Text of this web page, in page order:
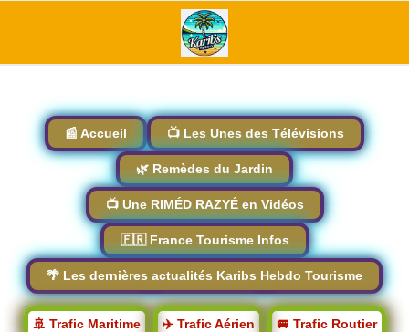
📰 Accueil 📺 Les Unes des Télévisions
🌿 Remèdes du Jardin
📺 Une RIMÉD RAZYÉ en Vidéos
🇫🇷 France Tourisme Infos
🌴 Les dernières actualités Karibs Hebdo Tourisme
🚢 Trafic Maritime ✈️ Trafic Aérien 🚐 Trafic Routier